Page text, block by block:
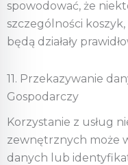
spowodować, że
szczególności
będą działały
11. Przekazywanie
Gospodarczy
Korzystanie z usług
zewnętrznych może
danych lub